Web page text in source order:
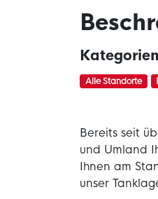
Alle Standorte
Bereits seit
und Umland
Ihnen am
unser